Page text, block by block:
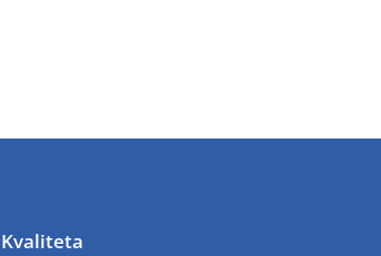
Kvaliteta